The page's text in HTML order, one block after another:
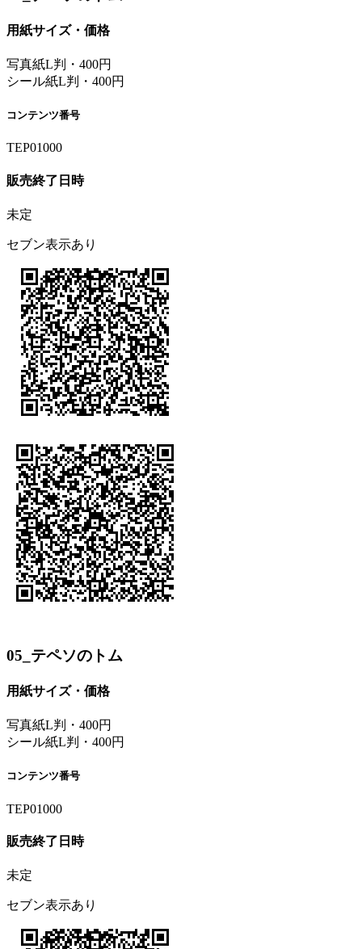
用紙サイズ・価格
写真紙L判・400円
シール紙L判・400円
コンテンツ番号
TEP01000
販売終了日時
未定
セブン表示あり
05_テペソのトム
用紙サイズ・価格
写真紙L判・400円
シール紙L判・400円
コンテンツ番号
TEP01000
販売終了日時
未定
セブン表示あり